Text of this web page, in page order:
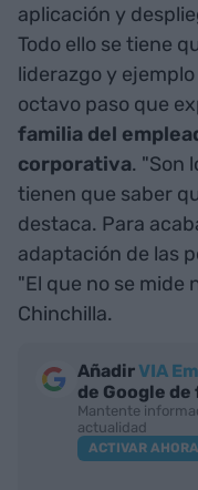
aplicación y
Todo ello se tiene
liderazgo y
octavo paso que
familia del
corporativa. "Son
tienen que saber
destaca. Para
adaptación de las
"El que no se mide
Chinchilla.
AñadirVIA
de Google
Mantente
actualidad
ACTIVAR AHORA